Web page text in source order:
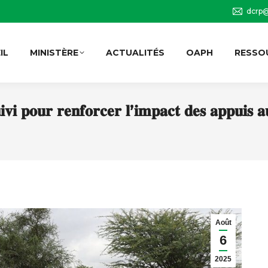
MINISTÈRE ACTUALITÉS OAPH
𝐩𝐨𝐮𝐫 𝐫𝐞𝐧𝐟𝐨𝐫𝐜𝐞𝐫 𝐥’𝐢𝐦𝐩𝐚𝐜𝐭 𝐝𝐞𝐬 𝐚𝐩𝐩𝐮𝐢𝐬
Août
6
2025